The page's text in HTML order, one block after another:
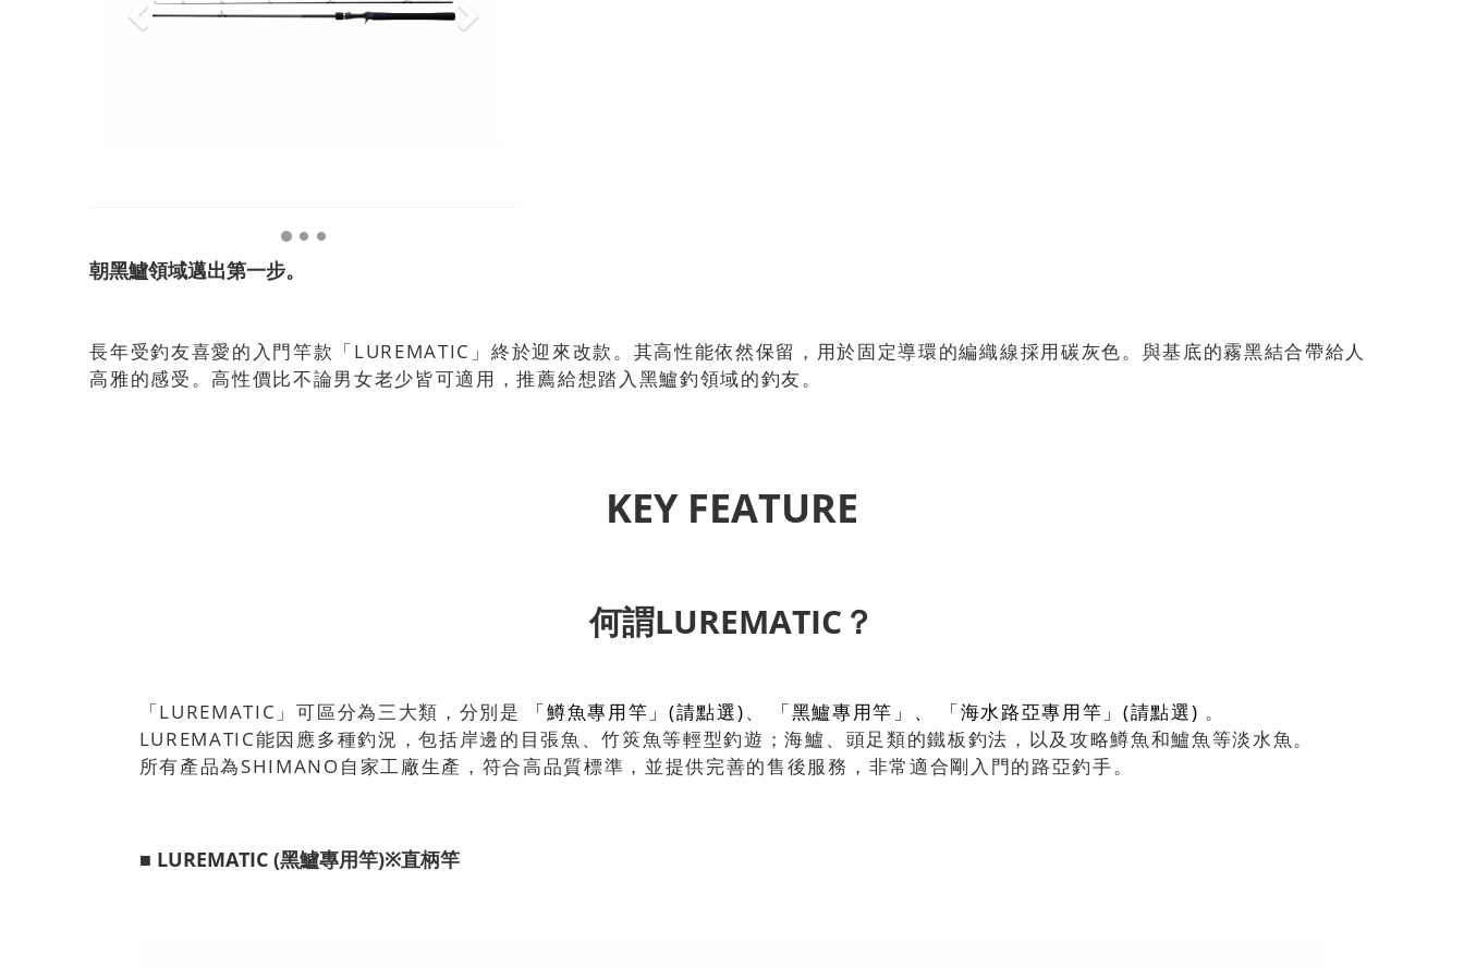
朝黑鱸領域邁出第一步。
長年受釣友喜愛的入門竿款「LUREMATIC」終於迎來改款。其高性能依然保留，用於固定導環的編織線採用碳灰色。與基底的霧黑結合帶給人
高雅的感受。高性價比不論男女老少皆可適用，推薦給想踏入黑鱸釣領域的釣友。
KEY FEATURE
何謂LUREMATIC？
「LUREMATIC」可區分為三大類，分別是 「鱒魚專用竿」(請點選)、 「黑鱸專用竿」、 「海水路亞專用竿」(請點選) 。
LUREMATIC能因應多種釣況，包括岸邊的目張魚、竹筴魚等輕型釣遊；海鱸、頭足類的鐵板釣法，以及攻略鱒魚和鱸魚等淡水魚。
所有產品為SHIMANO自家工廠生產，符合高品質標準，並提供完善的售後服務，非常適合剛入門的路亞釣手。
■ LUREMATIC (黑鱸專用竿)※直柄竿